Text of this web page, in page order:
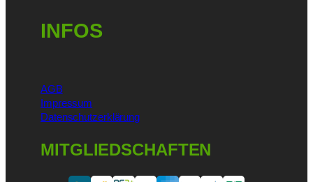
INFOS
AGB
Impressum
Datenschutzerklärung
MITGLIEDSCHAFTEN